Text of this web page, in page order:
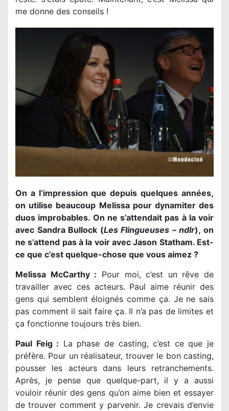
me donne des conseils !
On a l’impression que depuis quelques années,
on utilise beaucoup Melissa pour dynamiter des
duos improbables. On ne s’attendait pas à la voir
avec Sandra Bullock (Les Flingueuses – ndlr), on
ne s’attend pas à la voir avec Jason Statham. Est-
ce que c’est quelque-chose que vous aimez ?
Melissa McCarthy : Pour moi, c’est un rêve de
travailler avec ces acteurs. Paul aime réunir des
gens qui semblent éloignés comme ça. Je ne sais
pas comment il sait faire ça. Il n’a pas de limites et
ça fonctionne toujours très bien.
Paul Feig : La phase de casting, c’est ce que je
préfère. Pour un réalisateur, trouver le bon casting,
pousser les acteurs dans leurs retranchements.
Après, je pense que quelque-part, il y a aussi
vouloir réunir des gens qu’on aime bien et essayer
de trouver comment y parvenir. Je crevais d’envie